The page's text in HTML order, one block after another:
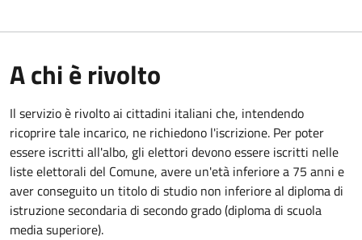
A chi è rivolto
Il servizio è rivolto ai cittadini italiani che, intendendo
ricoprire tale incarico, ne richiedono l'iscrizione. Per poter
essere iscritti all'albo, gli elettori devono essere iscritti nelle
liste elettorali del Comune, avere un'età inferiore a 75 anni e
aver conseguito un titolo di studio non inferiore al diploma di
istruzione secondaria di secondo grado (diploma di scuola
media superiore).